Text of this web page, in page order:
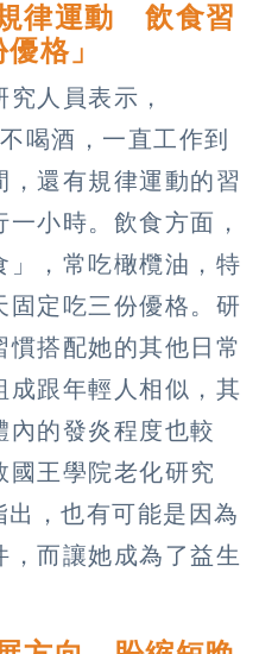
律運動 飲食習
格」
人員表示，
喝酒，一直工作到
，還有規律運動的習
小時。飲食方面，
」，常吃橄欖油，特
固定吃三份優格。研
慣搭配她的其他日常
成跟年輕人相似，其
內的發炎程度也較
國王學院老化研究
，也有可能是因為
而讓她成為了益生